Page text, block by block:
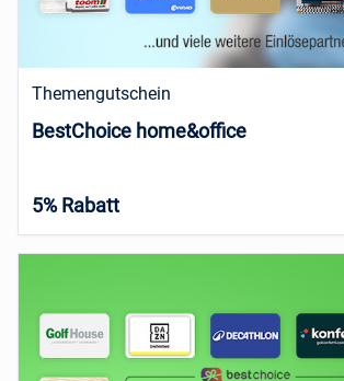
Themengutschein
BestChoice home&office
5% Rabatt